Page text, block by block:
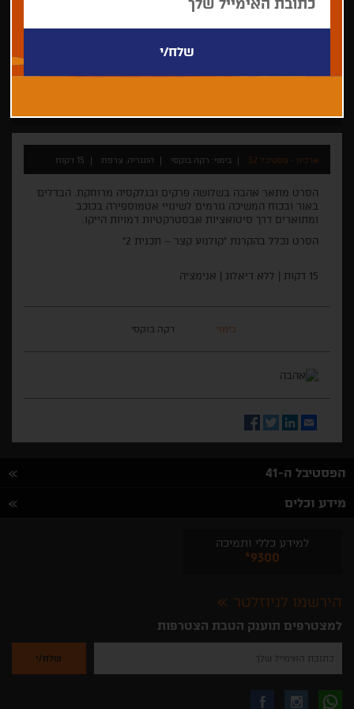
ארכיון - פסטיבל 32 בימוי: רקה בוקסי הונגריה, צרפת 15 דקות
הסרט מתאר אהבה בשלושה פרקים ובגלקסיה מרוחקת. הבדלים
באור ובכוח המשיכה גורמים לשינויי אטמוספירה בכוכב
ומתוארים דרך סיטואציות אבסטרקטיות דמויות הייקו.
הסרט נכלל בהקרנת "קולנוע קצר – תכנית 2"
15 דקות | ללא דיאלוג | אנימציה
בימוי רקה בוקסי
Email
LinkedIn
Twitter
Facebook
הפסטיבל ה-41
מידע וכלים
למידע כללי ותמיכה
*9300
הירשמו לניוזלטר
למצטרפים תוענק הטבת הצטרפות
להזין
שלך
לקבלת עקבו